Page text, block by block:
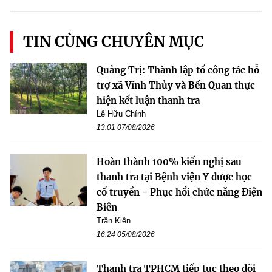
TIN CÙNG CHUYÊN MỤC
Quảng Trị: Thành lập tổ công tác hỗ
trợ xã Vĩnh Thủy và Bến Quan thực
hiện kết luận thanh tra
Lê Hữu Chính
13:01 07/08/2026
Hoàn thành 100% kiến nghị sau
thanh tra tại Bệnh viện Y dược học
cổ truyền - Phục hồi chức năng Điện
Biên
Trần Kiên
16:24 05/08/2026
Thanh tra TPHCM tiếp tục theo dõi